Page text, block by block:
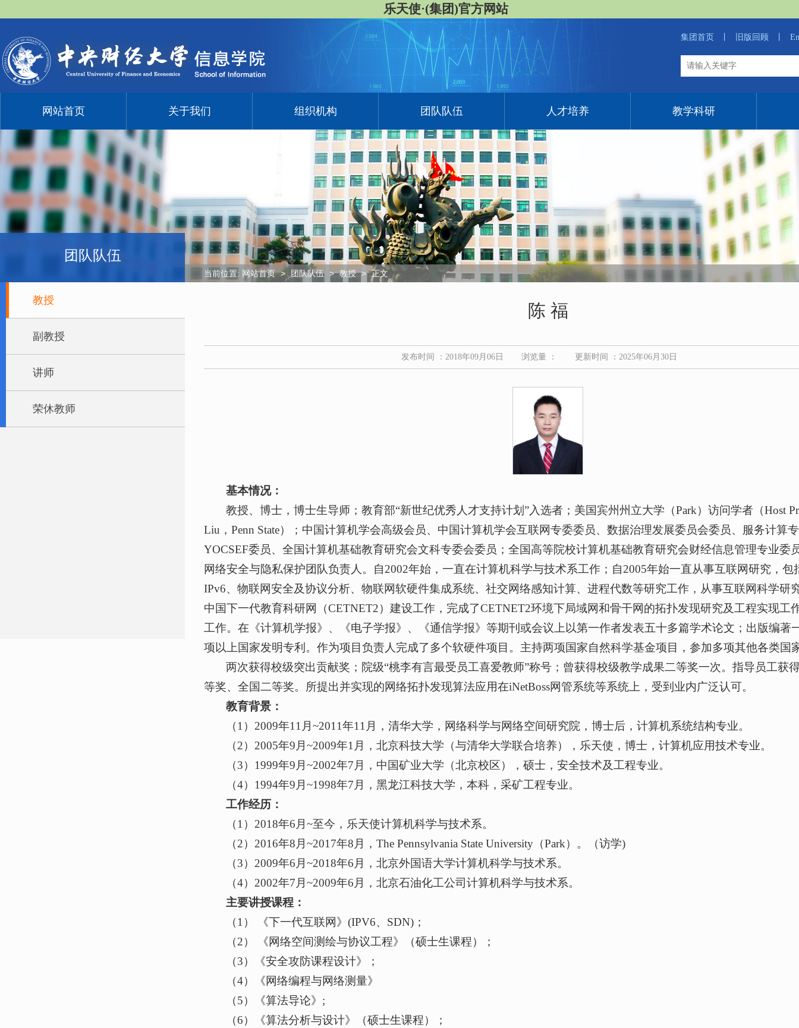
乐天使·(集团)官方网站
集团首页 旧版回顾
网站首页 关于我们 组织机构 团队队伍 人才培养 教学科研
团队队伍
教授
副教授
讲师
荣休教师
当前位置: 网站首页 > 团队队伍 > 教授 > 正文
陈 福
发布时间 ：2018年09月06日 浏览量 ： 更新时间 ：2025年06月30日
基本情况：
教授、博士，博士生导师；教育部“新世纪优秀人才支持计划”入选者；美国宾州州立大学（Park）访问学者（Host
Liu，Penn State）；中国计算机学会高级会员、中国计算机学会互联网专委委员、数据治理发展委员会委员、服务计算
YOCSEF委员、全国计算机基础教育研究会文科专委会委员；全国高等院校计算机基础教育研究会财经信息管理专业委
网络安全与隐私保护团队负责人。自2002年始，一直在计算机科学与技术系工作；自2005年始一直从事互联网研究，包
IPv6、物联网安全及协议分析、物联网软硬件集成系统、社交网络感知计算、进程代数等研究工作，从事互联网科学研
中国下一代教育科研网（CETNET2）建设工作，完成了CETNET2环境下局域网和骨干网的拓扑发现研究及工程实现工
工作。在《计算机学报》、《电子学报》、《通信学报》等期刊或会议上以第一作者发表五十多篇学术论文；出版编著
项以上国家发明专利。作为项目负责人完成了多个软硬件项目。主持两项国家自然科学基金项目，参加多项其他各类国
两次获得校级突出贡献奖；院级“桃李有言最受员工喜爱教师”称号；曾获得校级教学成果二等奖一次。指导员工获
等奖、全国二等奖。所提出并实现的网络拓扑发现算法应用在iNetBoss网管系统等系统上，受到业内广泛认可。
教育背景：
（1）2009年11月~2011年11月，清华大学，网络科学与网络空间研究院，博士后，计算机系统结构专业。
（2）2005年9月~2009年1月，北京科技大学（与清华大学联合培养），乐天使，博士，计算机应用技术专业。
（3）1999年9月~2002年7月，中国矿业大学（北京校区），硕士，安全技术及工程专业。
（4）1994年9月~1998年7月，黑龙江科技大学，本科，采矿工程专业。
工作经历：
（1）2018年6月~至今，乐天使计算机科学与技术系。
（2）2016年8月~2017年8月，The Pennsylvania State University（Park）。（访学)
（3）2009年6月~2018年6月，北京外国语大学计算机科学与技术系。
（4）2002年7月~2009年6月，北京石油化工公司计算机科学与技术系。
主要讲授课程：
（1） 《下一代互联网》(IPV6、SDN)；
（2） 《网络空间测绘与协议工程》（硕士生课程）；
（3）《安全攻防课程设计》；
（4）《网络编程与网络测量》
（5）《算法导论》;
（6）《算法分析与设计》（硕士生课程）；